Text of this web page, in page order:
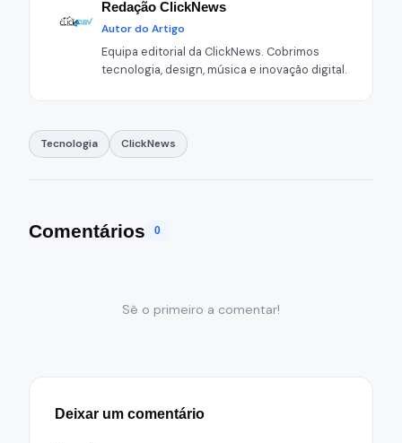
Redação ClickNews
Autor do Artigo
Equipa editorial da ClickNews. Cobrimos
tecnologia, design, música e inovação digital.
Tecnologia ClickNews
Comentários 0
Sê o primeiro a comentar!
Deixar um comentário